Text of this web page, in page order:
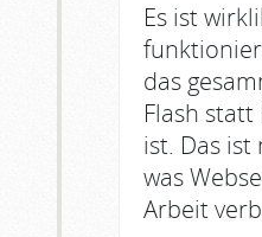
Es ist
das
Flash
ist. Das
was
Arbeit